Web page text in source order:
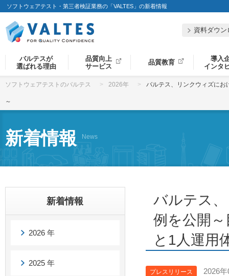
ソフトウェアテスト・第三者検証業務の「VALTES」の新着情報
資料ダウン
バルテスが
選ばれる理由
品質向上
サービス
品質教育
導入
インタ
ソフトウェアテストのバルテス 2026年 バルテス、リンクウィズにお
～
新着情報 News
バルテス
例を公開
と1人運用
プレスリリース 2026
新着情報
2026 年
2025 年